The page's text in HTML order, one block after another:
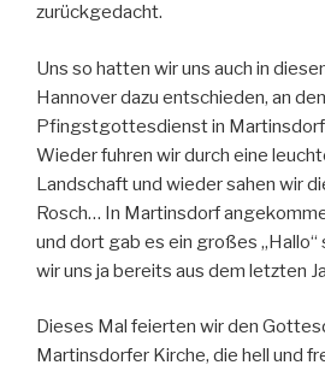
zurückgedacht.
Uns so hatten wir uns auch in
Hannover dazu entschieden, an
Pfingstgottesdienst in Martinsdorf
Wieder fuhren wir durch eine
Landschaft und wieder sahen wir
Rosch… In Martinsdorf
und dort gab es ein großes „Hallo“
wir uns ja bereits aus dem letzten
Dieses Mal feierten wir den
Martinsdorfer Kirche, die hell und